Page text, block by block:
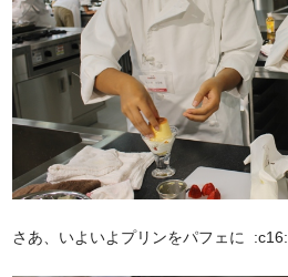
さあ、いよいよプリンをパフェに :c16: